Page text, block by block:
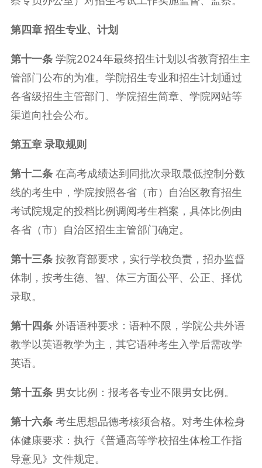
第四章 招生专业、计划
第十一条学院2024年最终招生计划以省教育招生主
管部门公布的为准。学院招生专业和招生计划通过
各省级招生主管部门、学院招生简章、学院网站等
渠道向社会公布。
第五章 录取规则
第十二条在高考成绩达到同批次录取最低控制分数
线的考生中，学院按照各省（市）自治区教育招生
考试院规定的投档比例调阅考生档案，具体比例由
各省（市）自治区招生主管部门确定。
第十三条按教育部要求，实行学校负责，招办监督
体制，按考生德、智、体三方面公平、公正、择优
录取。
第十四条外语语种要求：语种不限，学院公共外语
教学以英语教学为主，其它语种考生入学后需改学
英语。
第十五条男女比例：报考各专业不限男女比例。
第十六条考生思想品德考核须合格。对考生体检身
体健康要求：执行《普通高等学校招生体检工作指
导意见》文件规定。